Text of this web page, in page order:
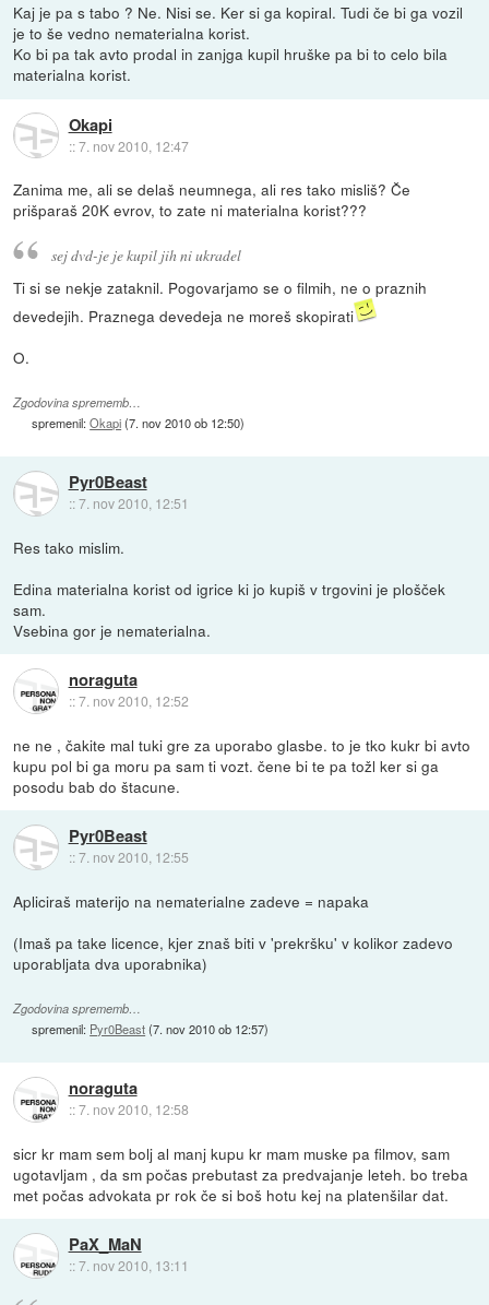
Kaj je pa s tabo ? Ne. Nisi se. Ker si ga kopiral. Tudi če bi ga vozil
je to še vedno nematerialna korist.
Ko bi pa tak avto prodal in zanjga kupil hruške pa bi to celo bila
materialna korist.
Okapi
::7. nov 2010, 12:47
Zanima me, ali se delaš neumnega, ali res tako misliš? Če
prišparaš 20K evrov, to zate ni materialna korist???
sej dvd-je je kupil jih ni ukradel
Ti si se nekje zataknil. Pogovarjamo se o filmih, ne o praznih
devedejih. Praznega devedeja ne moreš skopirati
O.
Zgodovina sprememb…
spremenil:Okapi(7. nov 2010 ob 12:50)
Pyr0Beast
::7. nov 2010, 12:51
Res tako mislim.
Edina materialna korist od igrice ki jo kupiš v trgovini je plošček
sam.
Vsebina gor je nematerialna.
noraguta
::7. nov 2010, 12:52
ne ne , čakite mal tuki gre za uporabo glasbe. to je tko kukr bi avto
kupu pol bi ga moru pa sam ti vozt. čene bi te pa tožl ker si ga
posodu bab do štacune.
Pyr0Beast
::7. nov 2010, 12:55
Apliciraš materijo na nematerialne zadeve = napaka
(Imaš pa take licence, kjer znaš biti v 'prekršku' v kolikor zadevo
uporabljata dva uporabnika)
Zgodovina sprememb…
spremenil: Pyr0Beast(7. nov 2010 ob 12:57)
noraguta
::7. nov 2010, 12:58
sicr kr mam sem bolj al manj kupu kr mam muske pa filmov, sam
ugotavljam , da sm počas prebutast za predvajanje leteh. bo treba
met počas advokata pr rok če si boš hotu kej na platenšilar dat.
PaX_MaN
::7. nov 2010, 13:11